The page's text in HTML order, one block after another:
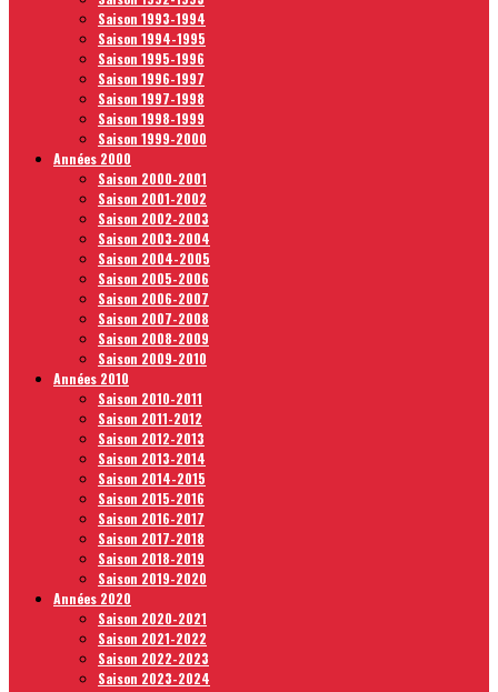
Saison 1993-1994
Saison 1994-1995
Saison 1995-1996
Saison 1996-1997
Saison 1997-1998
Saison 1998-1999
Saison 1999-2000
Années 2000
Saison 2000-2001
Saison 2001-2002
Saison 2002-2003
Saison 2003-2004
Saison 2004-2005
Saison 2005-2006
Saison 2006-2007
Saison 2007-2008
Saison 2008-2009
Saison 2009-2010
Années 2010
Saison 2010-2011
Saison 2011-2012
Saison 2012-2013
Saison 2013-2014
Saison 2014-2015
Saison 2015-2016
Saison 2016-2017
Saison 2017-2018
Saison 2018-2019
Saison 2019-2020
Années 2020
Saison 2020-2021
Saison 2021-2022
Saison 2022-2023
Saison 2023-2024